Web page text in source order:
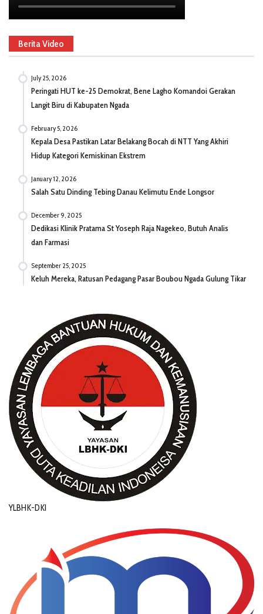
Berita Video
July 25, 2026
Peringati HUT ke-25 Demokrat, Bene Lagho Komandoi Gerakan
Langit Biru di Kabupaten Ngada
February 5, 2026
Kepala Desa Pastikan Latar Belakang Bocah di NTT Yang Akhiri
Hidup Kategori Kemiskinan Ekstrem
January 12, 2026
Salah Satu Dinding Tebing Danau Kelimutu Ende Longsor
December 9, 2025
Dedikasi Klinik Pratama St Yoseph Raja Nagekeo, Butuh Analis
dan Farmasi
September 25, 2025
Keluh Mereka, Ratusan Pedagang Pasar Boubou Ngada Gulung Tikar
YLBHK-DKI